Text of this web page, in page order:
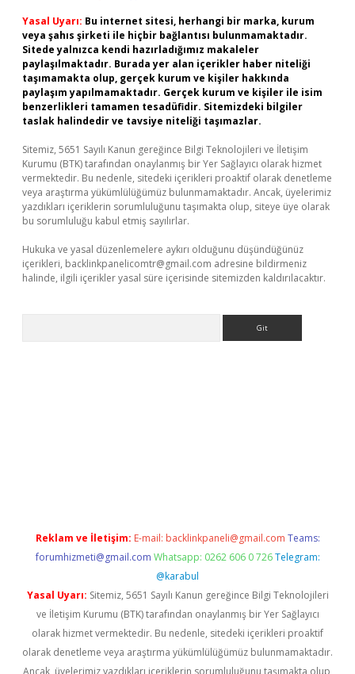
Yasal Uyarı: Bu internet sitesi, herhangi bir marka, kurum
veya şahıs şirketi ile hiçbir bağlantısı bulunmamaktadır.
Sitede yalnızca kendi hazırladığımız makaleler
paylaşılmaktadır. Burada yer alan içerikler haber niteliği
taşımamakta olup, gerçek kurum ve kişiler hakkında
paylaşım yapılmamaktadır. Gerçek kurum ve kişiler ile isim
benzerlikleri tamamen tesadüfidir. Sitemizdeki bilgiler
taslak halindedir ve tavsiye niteliği taşımazlar.
Sitemiz, 5651 Sayılı Kanun gereğince Bilgi Teknolojileri ve İletişim
Kurumu (BTK) tarafından onaylanmış bir Yer Sağlayıcı olarak hizmet
vermektedir. Bu nedenle, sitedeki içerikleri proaktif olarak denetleme
veya araştırma yükümlülüğümüz bulunmamaktadır. Ancak, üyelerimiz
yazdıkları içeriklerin sorumluluğunu taşımakta olup, siteye üye olarak
bu sorumluluğu kabul etmiş sayılırlar.
Hukuka ve yasal düzenlemelere aykırı olduğunu düşündüğünüz
içerikleri, backlinkpanelicomtr@gmail.com adresine bildirmeniz
halinde, ilgili içerikler yasal süre içerisinde sitemizden kaldırılacaktır.
Reklam ve İletişim: E-mail: backlinkpaneli@gmail.com Teams:
forumhizmeti@gmail.com Whatsapp: 0262 606 0 726 Telegram:
@karabul
Yasal Uyarı: Sitemiz, 5651 Sayılı Kanun gereğince Bilgi Teknolojileri
ve İletişim Kurumu (BTK) tarafından onaylanmış bir Yer Sağlayıcı
olarak hizmet vermektedir. Bu nedenle, sitedeki içerikleri proaktif
olarak denetleme veya araştırma yükümlülüğümüz bulunmamaktadır.
Ancak, üyelerimiz yazdıkları içeriklerin sorumluluğunu taşımakta olup,